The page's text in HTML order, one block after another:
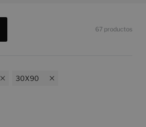
67 productos
30X90